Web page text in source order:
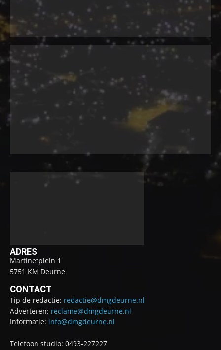
ADRES
Martinetplein 1
5751 KM Deurne
CONTACT
Tip de redactie: redactie@dmgdeurne.nl
Adverteren: reclame@dmgdeurne.nl
Informatie: info@dmgdeurne.nl
Telefoon studio: 0493-227227